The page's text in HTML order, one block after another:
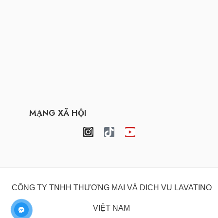
MẠNG XÃ HỘI
CÔNG TY TNHH THƯƠNG MẠI VÀ DỊCH VỤ LAVATINO
VIỆT NAM